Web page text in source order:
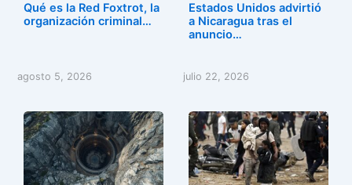
Qué es la Red Foxtrot, la
organización criminal…
agosto 5, 2026
Estados Unidos advirtió
a Nicaragua tras el
anuncio…
julio 22, 2026